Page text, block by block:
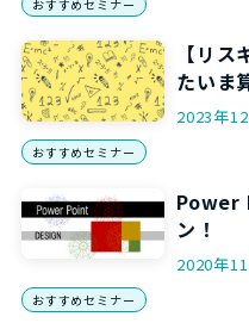
おすすめセミナー
【リ
たいま
2023年
おすすめセミナー
Power
ン！
2020年
おすすめセミナー